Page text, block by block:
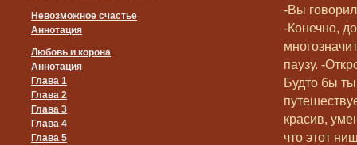
Невозможное счастье
Аннотация
Любовь и корона
Аннотация
Глава 1
Глава 2
Глава 3
Глава 4
Глава 5
-Вы
-Конечно,
паузу. -
Будто бы ты
красив,
что этот